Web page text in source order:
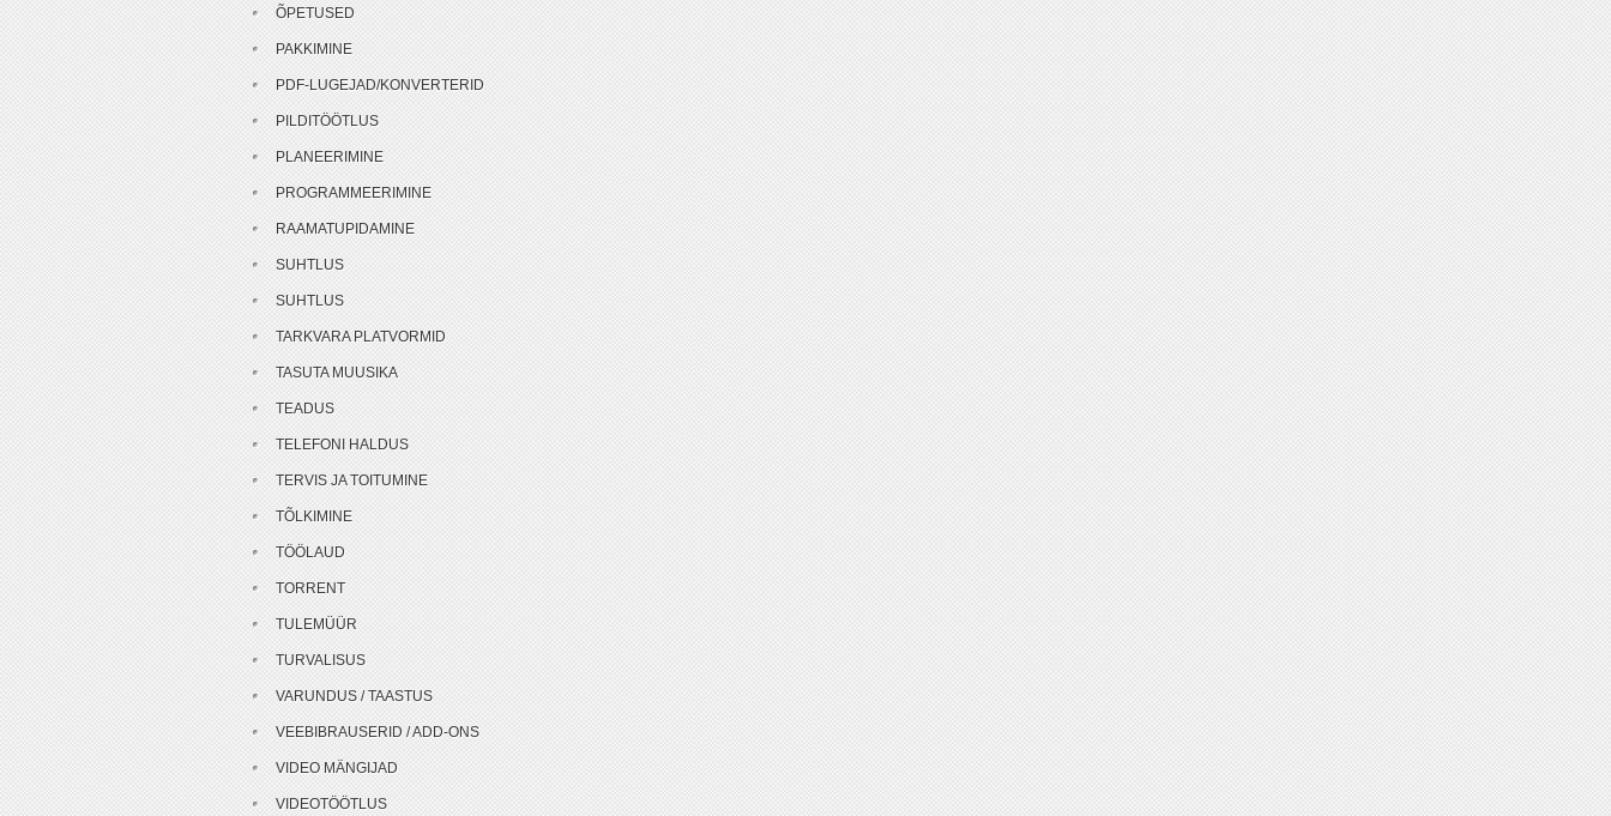
ÕPETUSED
PAKKIMINE
PDF-LUGEJAD/KONVERTERID
PILDITÖÖTLUS
PLANEERIMINE
PROGRAMMEERIMINE
RAAMATUPIDAMINE
SUHTLUS
SUHTLUS
TARKVARA PLATVORMID
TASUTA MUUSIKA
TEADUS
TELEFONI HALDUS
TERVIS JA TOITUMINE
TÕLKIMINE
TÖÖLAUD
TORRENT
TULEMÜÜR
TURVALISUS
VARUNDUS / TAASTUS
VEEBIBRAUSERID / ADD-ONS
VIDEO MÄNGIJAD
VIDEOTÖÖTLUS